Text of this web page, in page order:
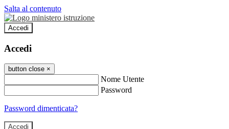
Salta al contenuto
Accedi
Accedi
button close ×
Nome Utente
Password
Password dimenticata?